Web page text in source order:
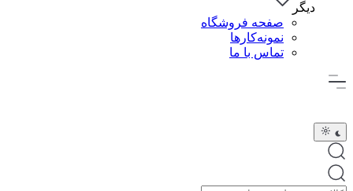
دیگر
صفحه فروشگاه
نمونه‌کارها
تماس با ما